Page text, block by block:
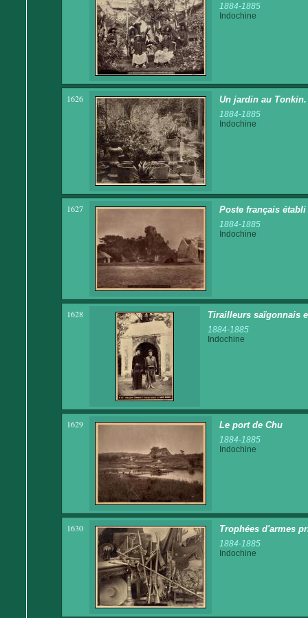
1884-1885
Indochine
1626 Un jardin au
1884-1885
Indochine
1627 Poste français
1884-1885
Indochine
1628 Tirailleurs saïgonnais
1884-1885
Indochine
1629 Le port de Chu
1884-1885
Indochine
1630 Trophées d'armes
1884-1885
Indochine